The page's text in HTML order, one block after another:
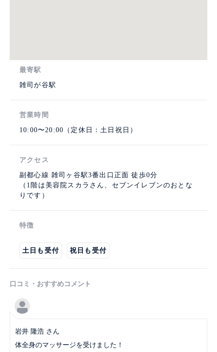
最寄駅
雑司が谷駅
営業時間
10:00〜20:00（定休日：土日祝日）
アクセス
副都心線 雑司ヶ谷駅3番出口正面 徒歩0分
（1階は美容院スカラさん、セブンイレブンのおとな
りです）
特徴
土日も受付 祝日も受付
口コミ・おすすめコメント
岩井 隆浩 さん
体全身のマッサージを受けました！